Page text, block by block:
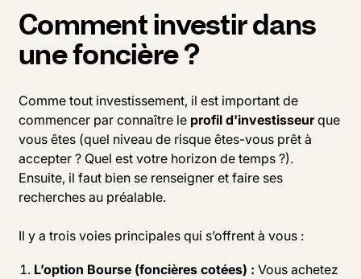
Comment investir dans
une foncière ?
Comme tout investissement, il est important de
commencer par connaître le profil d'investisseurque
vous êtes (quel niveau de risque êtes-vous prêt à
accepter ? Quel est votre horizon de temps ?).
Ensuite, il faut bien se renseigner et faire ses
recherches au préalable.
Il y a trois voies principales qui s’offrent à vous :
L’option Bourse (foncières cotées) : Vous achetez